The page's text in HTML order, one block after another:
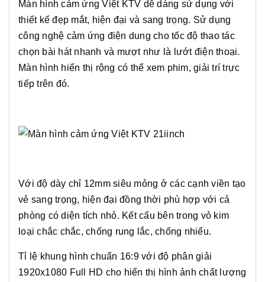
Màn hình cảm ứng Việt KTV dễ dàng sử dụng với
thiết kế đẹp mắt, hiện đại và sang trọng. Sử dụng
công nghệ cảm ứng điện dung cho tốc độ thao tác
chọn bài hát nhanh và mượt như là lướt điện thoại.
Màn hình hiển thị rộng có thể xem phim, giải trí trực
tiếp trên đó.
Với độ dày chỉ 12mm siêu mỏng ở các cạnh viền tạo
vẻ sang trọng, hiện đại đồng thời phù hợp với cả
phòng có diện tích nhỏ. Kết cấu bên trong vỏ kim
loại chắc chắc, chống rung lắc, chống nhiểu.
Tỉ lệ khung hình chuẩn 16:9 với độ phân giải
1920x1080 Full HD cho hiển thị hình ảnh chất lượng